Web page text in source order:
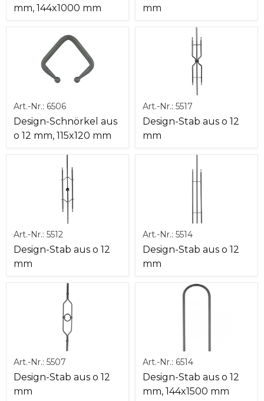
mm, 144x1000 mm
mm
Art.-Nr.: 6506
Design-Schnörkel aus
o 12 mm, 115x120 mm
Art.-Nr.: 5517
Design-Stab aus o 12
mm
Art.-Nr.: 5512
Design-Stab aus o 12
mm
Art.-Nr.: 5514
Design-Stab aus o 12
mm
Art.-Nr.: 5507
Design-Stab aus o 12
mm
Art.-Nr.: 6514
Design-Stab aus o 12
mm, 144x1500 mm